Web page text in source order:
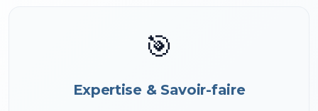
🎯
Expertise & Savoir-faire